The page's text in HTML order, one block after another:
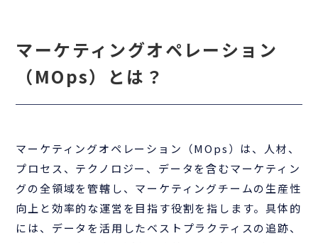
マーケティングオペレーション
（MOps）とは？
マーケティングオペレーション（MOps）は、人材、
プロセス、テクノロジー、データを含むマーケティン
グの全領域を管轄し、マーケティングチームの生産性
向上と効率的な運営を目指す役割を指します。具体的
には、データを活用したベストプラクティスの追跡、